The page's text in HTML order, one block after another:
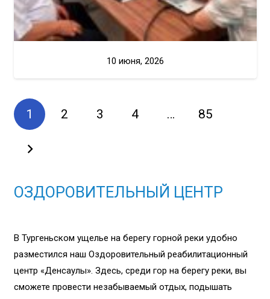
10 июня, 2026
1 2 3 4 … 85
ОЗДОРОВИТЕЛЬНЫЙ ЦЕНТР
В Тургеньском ущелье на берегу горной реки удобно
разместился наш Оздоровительный реабилитационный
центр «Денсаулық». Здесь, среди гор на берегу реки, вы
сможете провести незабываемый отдых, подышать